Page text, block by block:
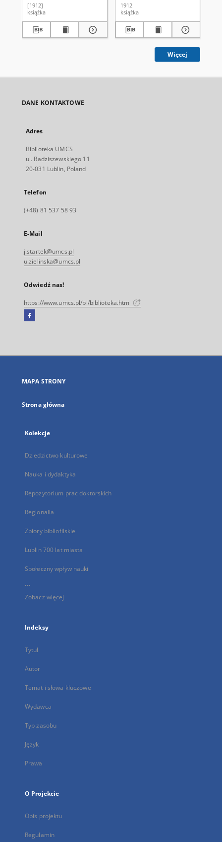
Grecyi
[1912]
książka
1912
książka
Więcej
DANE KONTAKTOWE
Adres
Biblioteka UMCS
ul. Radziszewskiego 11
20-031 Lublin, Poland
Telefon
(+48) 81 537 58 93
E-Mail
j.startek@umcs.pl
u.zielinska@umcs.pl
Odwiedź nas!
https://www.umcs.pl/pl/biblioteka.htm
Facebook
się
karcie
MAPA STRONY
Strona główna
Kolekcje
Dziedzictwo kulturowe
Nauka i dydaktyka
Repozytorium prac doktorskich
Regionalia
Zbiory bibliofilskie
Lublin 700 lat miasta
Społeczny wpływ nauki
...
Zobacz więcej
Indeksy
Tytuł
Autor
Temat i słowa kluczowe
Wydawca
Typ zasobu
Język
Prawa
O Projekcie
Opis projektu
Regulamin